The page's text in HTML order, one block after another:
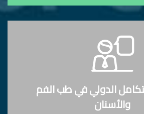
الدولي في طب الفم
والأسنان